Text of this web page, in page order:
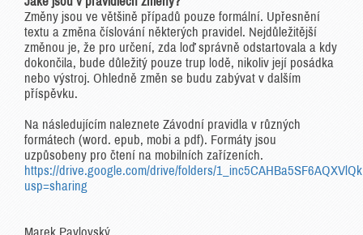
Změny jsou ve většině případů pouze formální. Upřesnění
textu a změna číslování některých pravidel. Nejdůležitější
změnou je, že pro určení, zda loď správně odstartovala a kdy
dokončila, bude důležitý pouze trup lodě, nikoliv její posádka
nebo výstroj. Ohledně změn se budu zabývat v dalším
příspěvku.
Na následujícím naleznete Závodní pravidla v různých
formátech (word. epub, mobi a pdf). Formáty jsou
uzpůsobeny pro čtení na mobilních zařízeních.
https://drive.google.com/drive/folders/
usp=sharing
Marek Pavlovský